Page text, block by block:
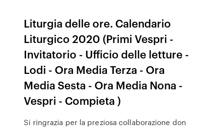
Liturgia delle ore. Calendario
Liturgico 2020 (Primi Vespri -
Invitatorio - Ufficio delle letture -
Lodi - Ora Media Terza - Ora
Media Sesta - Ora Media Nona -
Vespri - Compieta )
Si ringrazia per la preziosa collaborazione don